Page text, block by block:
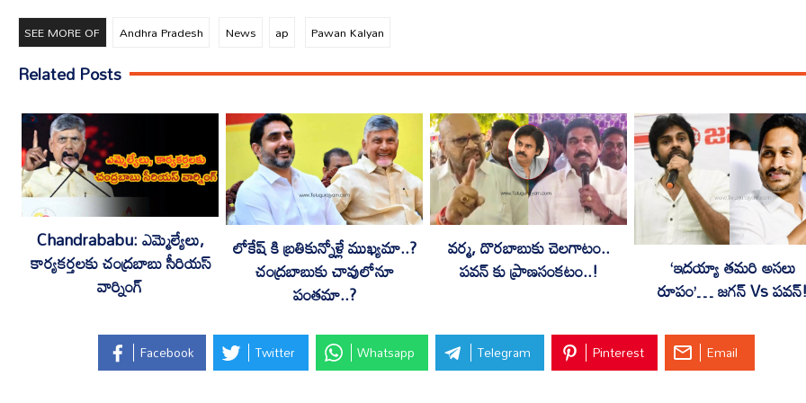
SEE MORE OF Andhra Pradesh News ap Pawan Kalyan
Related Posts
Chandrababu: ఎమ్మెల్యేలు,
కార్యకర్తలకు చంద్రబాబు సీరియస్
వార్నింగ్
లోకేష్ కి బ్రతికున్నోళ్లే ముఖ్యమా..?
చంద్రబాబుకు చావులోనూ
పంతమా..?
వర్మ, దొరబాబుకు చెలగాటం..
పవన్ కు ప్రాణసంకటం..! ‘ఇదయ్యా తమరి అసలు
రూపం’… జగన్ Vs
Facebook Twitter Whatsapp Telegram Pinterest Email